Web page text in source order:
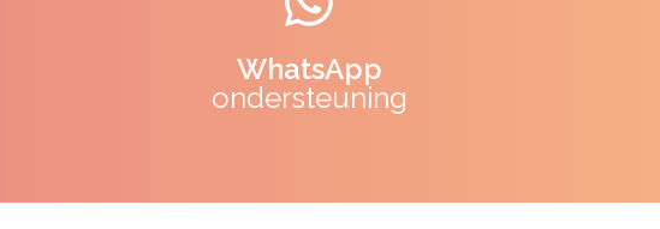
WhatsApp
ondersteuning